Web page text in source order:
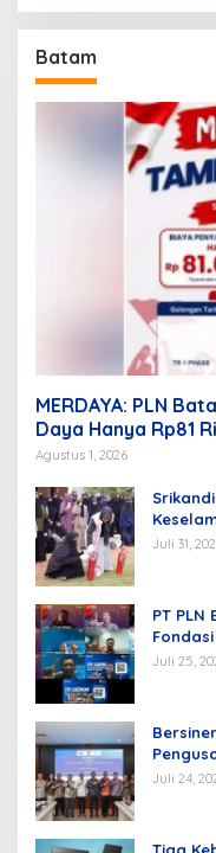
Batam
MERDAYA: PLN
Daya Hanya Rp81
Agustus 1, 2026
Juli 31,
PT
dan
Juli 25,
Juli 24,
Tiga